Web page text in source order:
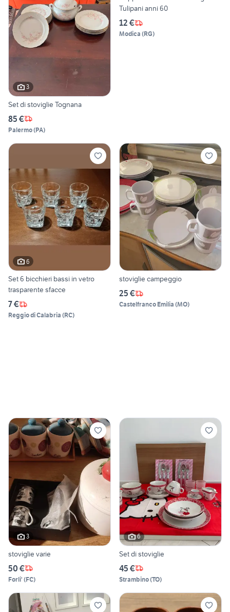
3
Set di stoviglie Tognana
85 €
Palermo(PA)
Tulipani anni 60
12 €
Modica (RG)
6
Set 6 bicchieri bassi in vetro
trasparente sfacce
7 €
Reggio di Calabria (RC)
stoviglie campeggio
25 €
Castelfranco Emilia (MO)
3
stoviglie varie
50 €
Forli' (FC)
6
Set di stoviglie
45 €
Strambino(TO)